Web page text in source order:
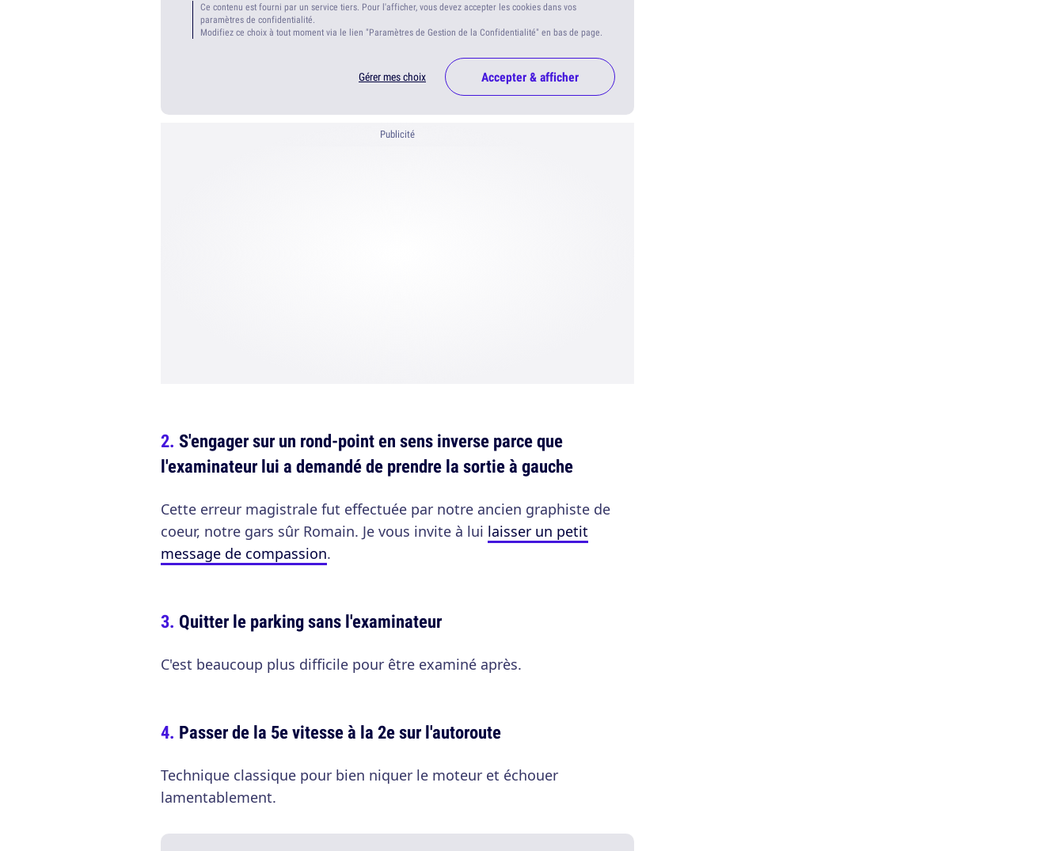
Ce contenu est fourni par un service tiers. Pour l'afficher, vous devez accepter les cookies dans vos
paramètres de confidentialité.
Modifiez ce choix à tout moment via le lien "Paramètres de Gestion de la Confidentialité" en bas de page.
Gérer mes choix Accepter & afficher
Publicité
S'engager sur un rond-point en sens inverse parce que
l'examinateur lui a demandé de prendre la sortie à gauche
Cette erreur magistrale fut effectuée par notre ancien graphiste de
coeur, notre gars sûr Romain. Je vous invite à lui laisser un petit
message de compassion.
Quitter le parking sans l'examinateur
C'est beaucoup plus difficile pour être examiné après.
Passer de la 5e vitesse à la 2e sur l'autoroute
Technique classique pour bien niquer le moteur et échouer
lamentablement.